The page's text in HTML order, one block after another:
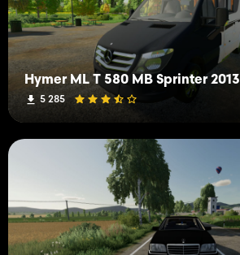
Hymer ML T 580 MB Sprinter 2013
5 285